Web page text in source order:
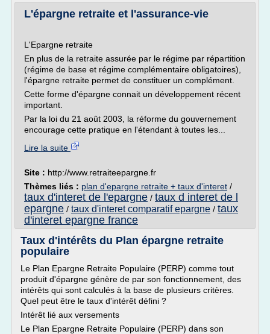
L'épargne retraite et l'assurance-vie
L'Epargne retraite
En plus de la retraite assurée par le régime par répartition
(régime de base et régime complémentaire obligatoires),
l'épargne retraite permet de constituer un complément.
Cette forme d'épargne connait un développement récent
important.
Par la loi du 21 août 2003, la réforme du gouvernement
encourage cette pratique en l'étendant à toutes les...
Lire la suite
Site : http://www.retraiteepargne.fr
Thèmes liés : plan d'epargne retraite + taux d'interet /
taux d'interet de l'epargne / taux d interet de l
epargne / taux d'interet comparatif epargne / taux
d'interet epargne france
Taux d'intérêts du Plan épargne retraite
populaire
Le Plan Epargne Retraite Populaire (PERP) comme tout
produit d'épargne génère de par son fonctionnement, des
intérêts qui sont calculés à la base de plusieurs critères.
Quel peut être le taux d'intérêt défini ?
Intérêt lié aux versements
Le Plan Epargne Retraite Populaire (PERP) dans son